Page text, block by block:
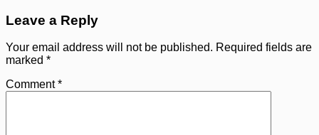
Leave a Reply
Your email address will not be published. Required fields are
marked *
Comment*